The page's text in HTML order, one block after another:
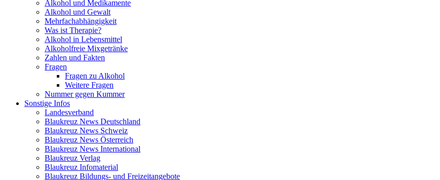
Alkohol und Medikamente
Alkohol und Gewalt
Mehrfachabhängigkeit
Was ist Therapie?
Alkohol in Lebensmittel
Alkoholfreie Mixgetränke
Zahlen und Fakten
Fragen
Fragen zu Alkohol
Weitere Fragen
Nummer gegen Kummer
Sonstige Infos
Landesverband
Blaukreuz News Deutschland
Blaukreuz News Schweiz
Blaukreuz News Österreich
Blaukreuz News International
Blaukreuz Verlag
Blaukreuz Infomaterial
Blaukreuz Bildungs- und Freizeitangebote